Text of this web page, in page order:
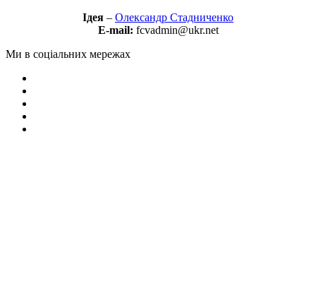
Ідея – Олександр Стадниченко
E-mail: fcvadmin@ukr.net
Ми в соціальних мережах